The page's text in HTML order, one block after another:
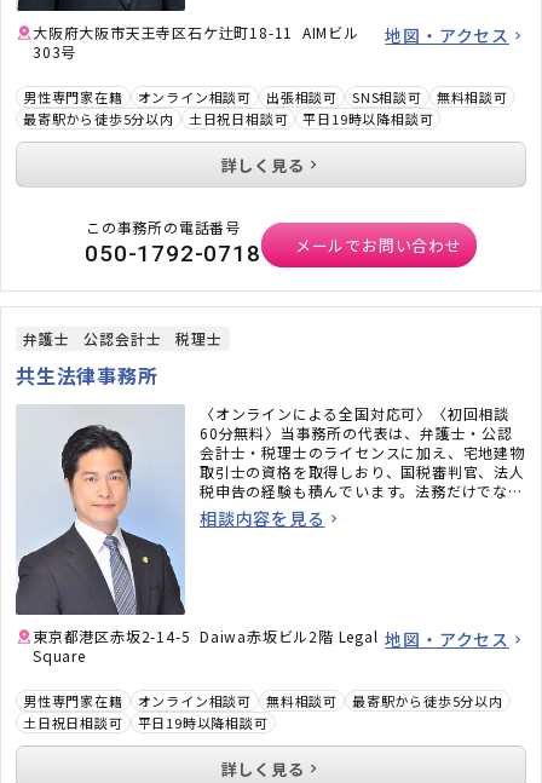
大阪府大阪市天王寺区石ケ辻町18-11 AIMビル
303号
地図・アクセス
男性専門家在籍 オンライン相談可 出張相談可 SNS相談可
無料相談可
最寄駅から徒歩5分以内
土日祝日相談可 平日19時以降相談可
詳しく見る
この事務所の電話番号
050-1792-0718 メールでお問い合わせ
弁護士 公認会計士 税理士
共生法律事務所
〈オンラインによる全国対応可〉〈初回相談
60分無料〉当事務所の代表は、弁護士・公認
会計士・税理士のライセンスに加え、宅地建物
取引士の資格を取得しおり、国税審判官、法人
税申告の経験も積んでいます。法務だけでな
く、税務のことまで考えた包括的なサポートを
ご提供いたします。不動産・相続でお困りの
相談内容を見る
東京都港区赤坂2-14-5 Daiwa赤坂ビル2階 Legal
Square
地図・アクセス
男性専門家在籍 オンライン相談可 無料相談可
最寄駅から徒歩5分以内
土日祝日相談可
平日19時以降相談可
詳しく見る